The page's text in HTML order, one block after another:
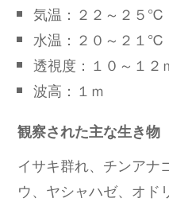
気温：２２～２５℃
水温：２０～２１℃
透視度：１０～１２
波高：１ｍ
観察された主な生き物
イサキ群れ、チンアナ
ウ、ヤシャハゼ、オド